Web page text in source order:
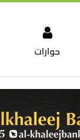
حوارات